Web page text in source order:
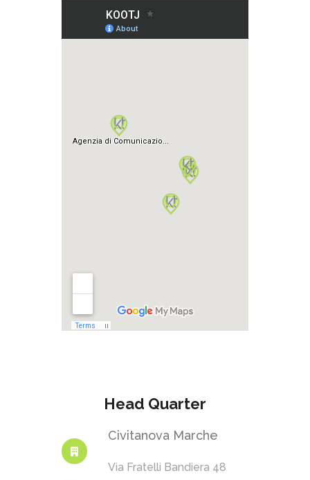
Head Quarter
Civitanova Marche
Via Fratelli Bandiera 48